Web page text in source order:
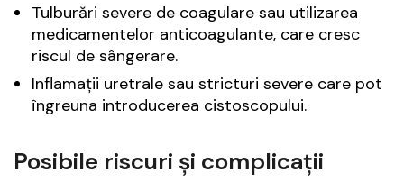
Tulburări severe de coagulare sau utilizarea
medicamentelor anticoagulante, care cresc
riscul de sângerare.
Inflamații uretrale sau stricturi severe care pot
îngreuna introducerea cistoscopului.
Posibile riscuri și complicații